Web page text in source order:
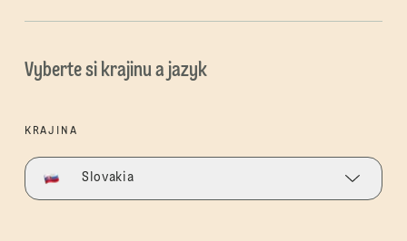
Vyberte si krajinu a jazyk
KRAJINA
Slovakia